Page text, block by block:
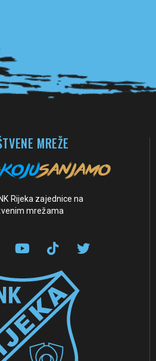
MREŽE
Rijeka zajednice na
mrežama